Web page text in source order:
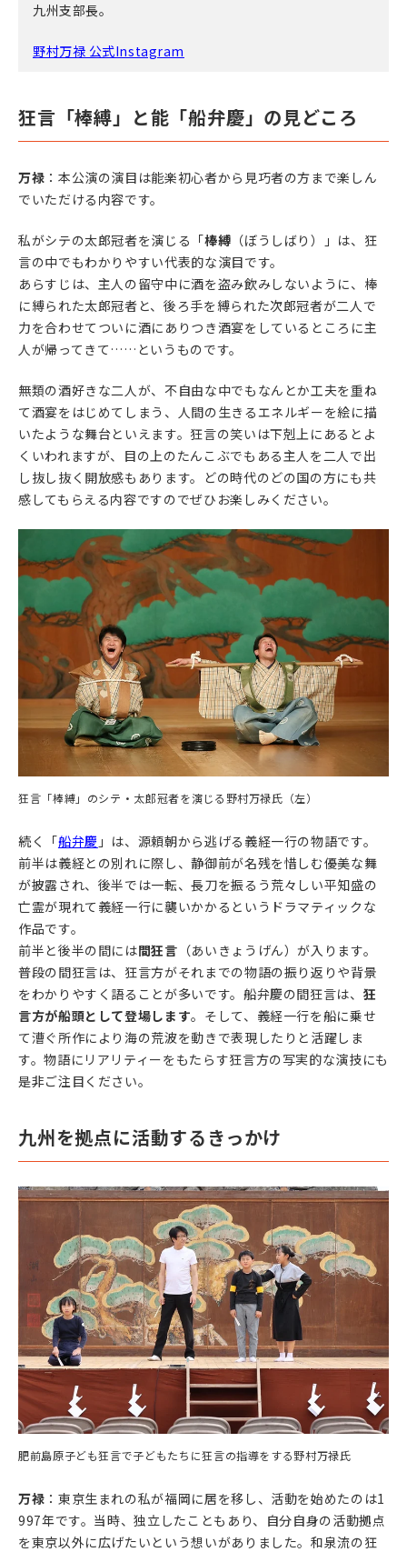
九州支部長。
野村万禄 公式Instagram
狂言「棒縛」と能「船弁慶」の見どころ
万禄 ：本公演の演目は能楽初心者から見巧者の方まで楽しん
でいただける内容です。
私がシテの太郎冠者を演じる「棒縛 （ぼうしばり）」は、狂
言の中でもわかりやすい代表的な演目です。
あらすじは、主人の留守中に酒を盗み飲みしないように、棒
に縛られた太郎冠者と、後ろ手を縛られた次郎冠者が二人で
力を合わせてついに酒にありつき酒宴をしているところに主
人が帰ってきて……というものです。
無類の酒好きな二人が、不自由な中でもなんとか工夫を重ね
て酒宴をはじめてしまう、人間の生きるエネルギーを絵に描
いたような舞台といえます。狂言の笑いは下剋上にあるとよ
くいわれますが、目の上のたんこぶでもある主人を二人で出
し抜し抜く開放感もあります。どの時代のどの国の方にも共
感してもらえる内容ですのでぜひお楽しみください。
狂言「棒縛」のシテ・太郎冠者を演じる野村万禄氏（左）
続く「船弁慶 」は、源頼朝から逃げる義経一行の物語です。
前半は義経との別れに際し、静御前が名残を惜しむ優美な舞
が披露され、後半では一転、長刀を振るう荒々しい平知盛の
亡霊が現れて義経一行に襲いかかるというドラマティックな
作品です。
前半と後半の間には間狂言 （あいきょうげん）が入ります。
普段の間狂言は、狂言方がそれまでの物語の振り返りや背景
をわかりやすく語ることが多いです。船弁慶の間狂言は、 狂
言方が船頭として登場します。そして、義経一行を船に乗せ
て漕ぐ所作により海の荒波を動きで表現したりと活躍しま
す。物語にリアリティーをもたらす狂言方の写実的な演技にも
是非ご注目ください。
九州を拠点に活動するきっかけ
肥前島原子ども狂言で子どもたちに狂言の指導をする野村万禄氏
万禄 ：東京生まれの私が福岡に居を移し、活動を始めたのは1
997年です。当時、独立したこともあり、自分自身の活動拠点
を東京以外に広げたいという想いがありました。和泉流の狂